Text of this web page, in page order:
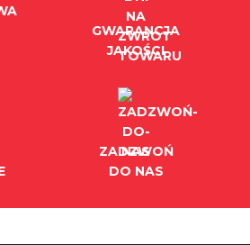
GWARANCJA
JAKOŚCI
ZADZWOŃ
DO NAS